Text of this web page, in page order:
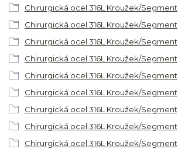
Chirurgická ocel 316L Kroužek/Segment
Chirurgická ocel 316L Kroužek/Segment
Chirurgická ocel 316L Kroužek/Segment
Chirurgická ocel 316L Kroužek/Segment
Chirurgická ocel 316L Kroužek/Segment
Chirurgická ocel 316L Kroužek/Segment
Chirurgická ocel 316L Kroužek/Segment
Chirurgická ocel 316L Kroužek/Segment
Chirurgická ocel 316L Kroužek/Segment